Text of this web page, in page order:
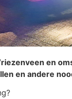
en
en andere